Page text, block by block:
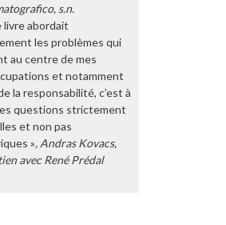
s.n.
livre abordait
les problèmes qui
au centre de mes
et notamment
la responsabilité, c’est à
questions strictement
et non pas
», Andras Kovacs,
avec René Prédal